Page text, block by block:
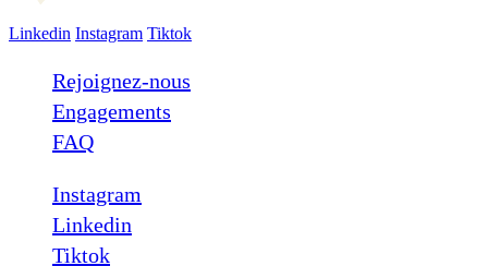
Linkedin Instagram Tiktok
Rejoignez-nous
Engagements
FAQ
Instagram
Linkedin
Tiktok